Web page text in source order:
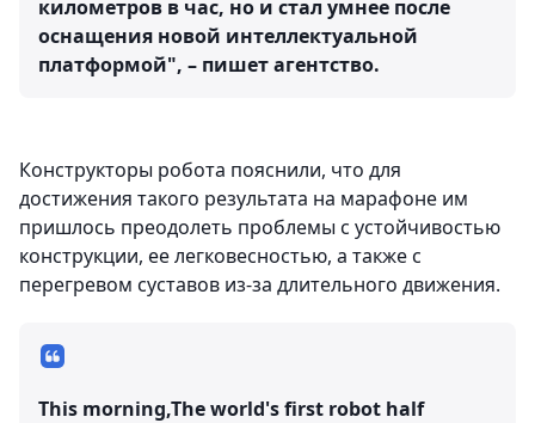
километров в час, но и стал умнее после
оснащения новой интеллектуальной
платформой", – пишет агентство.
Конструкторы робота пояснили, что для
достижения такого результата на марафоне им
пришлось преодолеть проблемы с устойчивостью
конструкции, ее легковесностью, а также с
перегревом суставов из-за длительного движения.
This morning,The world's first robot half